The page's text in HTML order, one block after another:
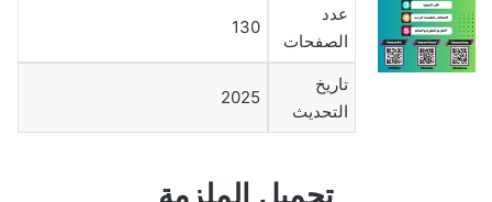
عدد
الصفحات
130
تاريخ
التحديث
2025
تحميل الملزمة